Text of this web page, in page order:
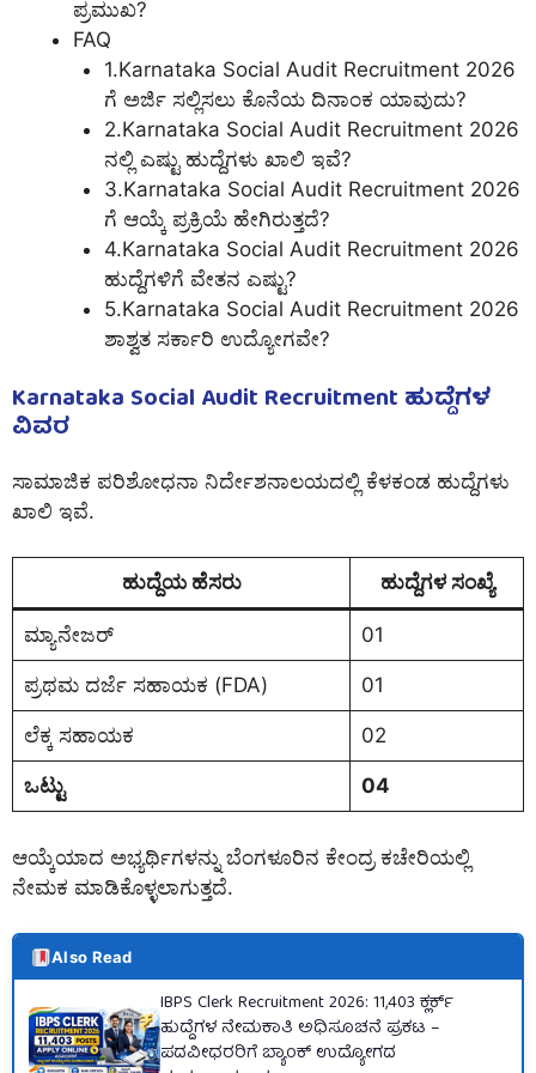
ಪ್ರಮುಖ?
FAQ
1.Karnataka Social Audit Recruitment 2026
ಗೆ ಅರ್ಜಿ ಸಲ್ಲಿಸಲು ಕೊನೆಯ ದಿನಾಂಕ ಯಾವುದು?
2.Karnataka Social Audit Recruitment 2026
ನಲ್ಲಿ ಎಷ್ಟು ಹುದ್ದೆಗಳು ಖಾಲಿ ಇವೆ?
3.Karnataka Social Audit Recruitment 2026
ಗೆ ಆಯ್ಕೆ ಪ್ರಕ್ರಿಯೆ ಹೇಗಿರುತ್ತದೆ?
4.Karnataka Social Audit Recruitment 2026
ಹುದ್ದೆಗಳಿಗೆ ವೇತನ ಎಷ್ಟು?
5.Karnataka Social Audit Recruitment 2026
ಶಾಶ್ವತ ಸರ್ಕಾರಿ ಉದ್ಯೋಗವೇ?
Karnataka Social Audit Recruitment ಹುದ್ದೆಗಳ
ವಿವರ
ಸಾಮಾಜಿಕ ಪರಿಶೋಧನಾ ನಿರ್ದೇಶನಾಲಯದಲ್ಲಿ ಕೆಳಕಂಡ ಹುದ್ದೆಗಳು
ಖಾಲಿ ಇವೆ.
ಹುದ್ದೆಯ ಹೆಸರು ಹುದ್ದೆಗಳ ಸಂಖ್ಯೆ
ಮ್ಯಾನೇಜರ್ 01
ಪ್ರಥಮ ದರ್ಜೆ ಸಹಾಯಕ (FDA) 01
ಲೆಕ್ಕ ಸಹಾಯಕ 02
ಒಟ್ಟು 04
ಆಯ್ಕೆಯಾದ ಅಭ್ಯರ್ಥಿಗಳನ್ನು ಬೆಂಗಳೂರಿನ ಕೇಂದ್ರ ಕಚೇರಿಯಲ್ಲಿ
ನೇಮಕ ಮಾಡಿಕೊಳ್ಳಲಾಗುತ್ತದೆ.
Also Read
IBPS Clerk Recruitment 2026: 11,403 ಕ್ಲರ್ಕ್
ಹುದ್ದೆಗಳ ನೇಮಕಾತಿ ಅಧಿಸೂಚನೆ ಪ್ರಕಟ –
ಪದವೀಧರರಿಗೆ ಬ್ಯಾಂಕ್ ಉದ್ಯೋಗದ